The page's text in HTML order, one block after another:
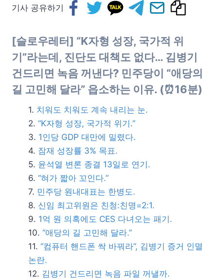
기사 공유하기
[슬로우레터] “K자형 성장, 국가적 위
기”라는데, 진단도 대책도 없다… 김병기
건드리면 녹음 꺼낸다? 민주당이 “애당의
길 고민해 달라” 읍소하는 이유. (⏰16분)
치워도 치워도 계속 내리는 눈.
“K자형 성장, 국가적 위기.”
1인당 GDP 대만에 밀렸다.
잠재 성장률 3% 목표.
윤석열 변론 종결 13일로 연기.
“혀가 짧아 꼬인다.”
민주당 원내대표는 한병도.
신임 최고위원은 친청:친명=2:1.
1억 원 의혹에도 CES 다녀오는 패기.
“애당의 길 고민해 달라.”
“컴퓨터 핸드폰 싹 바꿔라”, 김병기 증거 인멸
논란.
김병기 건드리면 녹음 파일 꺼낼까.